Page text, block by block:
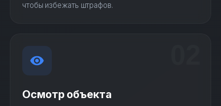
чтобы избежать штрафов.
Осмотр объекта